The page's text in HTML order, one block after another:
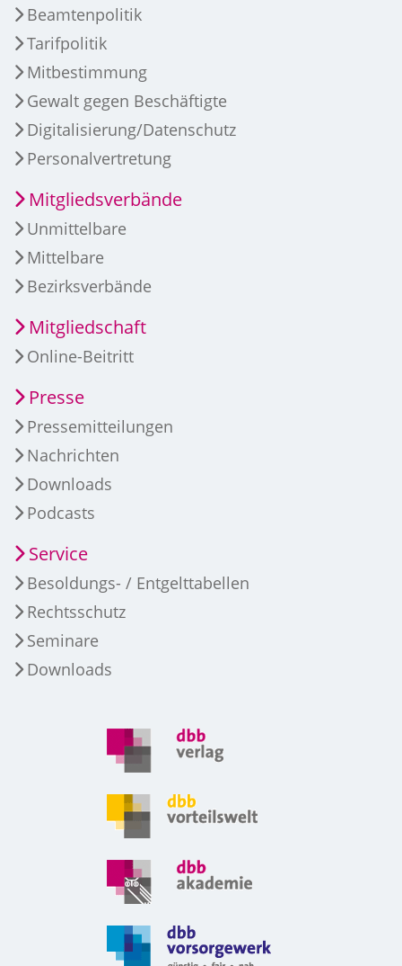
Beamtenpolitik
Tarifpolitik
Mitbestimmung
Gewalt gegen Beschäftigte
Digitalisierung/Datenschutz
Personalvertretung
Mitgliedsverbände
Unmittelbare
Mittelbare
Bezirksverbände
Mitgliedschaft
Online-Beitritt
Presse
Pressemitteilungen
Nachrichten
Downloads
Podcasts
Service
Besoldungs- / Entgelttabellen
Rechtsschutz
Seminare
Downloads